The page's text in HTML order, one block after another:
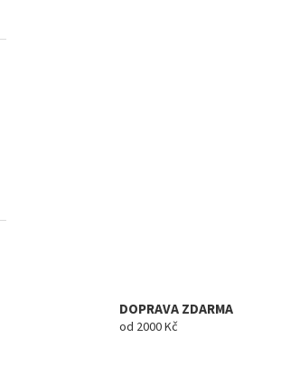
DOPRAVA ZDARMA
od 2000 Kč